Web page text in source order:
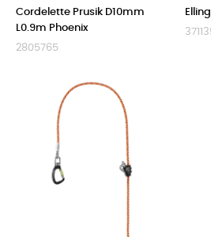
Cordelette Prusik D10mm
L0.9m Phoenix
2805765